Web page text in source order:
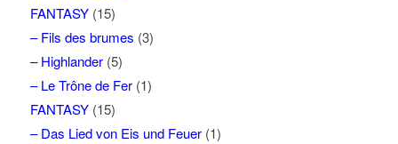
FANTASY(15)
– Fils des brumes (3)
– Highlander(5)
– Le Trône de Fer(1)
FANTASY(15)
– Das Lied von Eis und Feuer(1)